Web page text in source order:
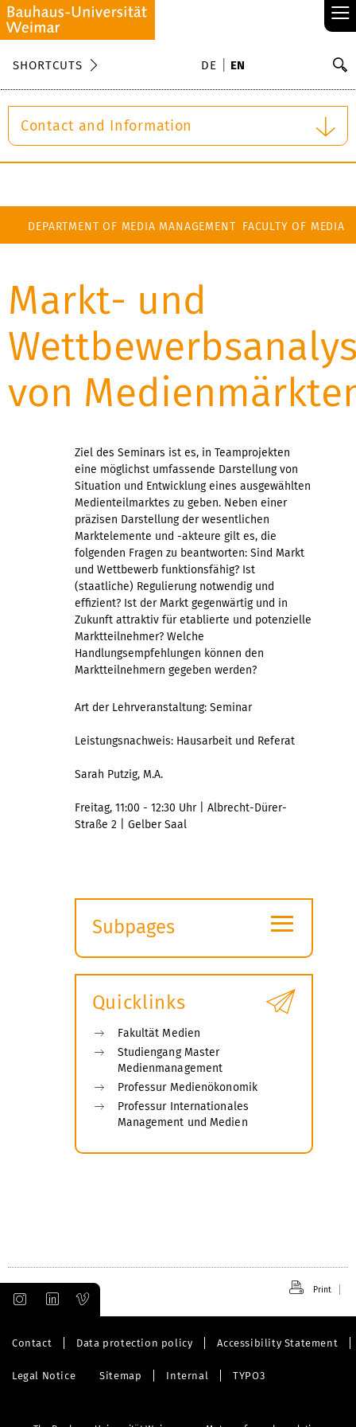
≡
SHORTCUTS DE EN
Contact and Information
DEPARTMENT OF MEDIA MANAGEMENT FACULTY OF MEDIA
Markt- und
von
Ziel des Seminars ist es, in Teamprojekten
eine möglichst umfassende Darstellung von
Situation und Entwicklung eines ausgewählten
Medienteilmarktes zu geben. Neben einer
präzisen Darstellung der wesentlichen
Marktelemente und -akteure gilt es, die
folgenden Fragen zu beantworten: Sind Markt
und Wettbewerb funktionsfähig? Ist
(staatliche) Regulierung notwendig und
effizient? Ist der Markt gegenwärtig und in
Zukunft attraktiv für etablierte und potenzielle
Marktteilnehmer? Welche
Handlungsempfehlungen können den
Marktteilnehmern gegeben werden?
Art der Lehrveranstaltung: Seminar
Leistungsnachweis: Hausarbeit und Referat
Sarah Putzig, M.A.
Freitag, 11:00 - 12:30 Uhr | Albrecht-Dürer-
Straße 2 | Gelber Saal
Subpages
submenu
≡
Quicklinks
Fakultät Medien
Studiengang Master
Medienmanagement
Professur Medienökonomik
Professur Internationales
Management und Medien
Print
Contact Data protection policy Accessibility Statement
Legal Notice Sitemap Internal TYPO3